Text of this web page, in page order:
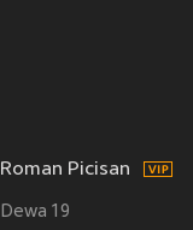
Roman Picisan
Dewa 19